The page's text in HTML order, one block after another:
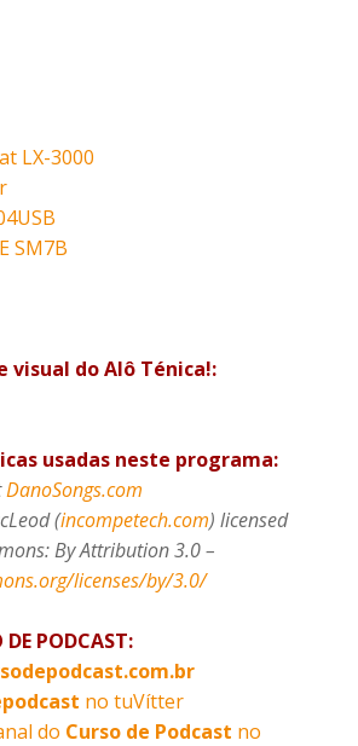
LX-3000
SM7B
visual do Alô Ténica!:
usadas neste programa:
DanoSongs.com
(incompetech.com) licensed
By Attribution 3.0 –
licenses/by/3.0/
PODCAST:
no tuVítter
do Curso de Podcast no